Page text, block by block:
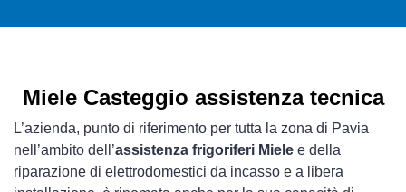
Miele Casteggio assistenza tecnica
L’azienda, punto di riferimento per tutta la zona di Pavia
nell’ambito dell’assistenza frigoriferi Miele e della
riparazione di elettrodomestici da incasso e a libera